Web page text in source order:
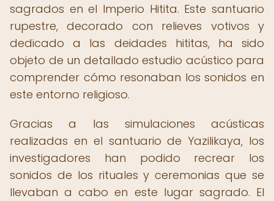
sagrados en el Imperio Hitita. Este santuario
rupestre, decorado con relieves votivos y
dedicado a las deidades hititas, ha sido
objeto de un detallado estudio acústico para
comprender cómo resonaban los sonidos en
este entorno religioso.
Gracias a las simulaciones acústicas
realizadas en el santuario de Yazilikaya, los
investigadores han podido recrear los
sonidos de los rituales y ceremonias que se
llevaban a cabo en este lugar sagrado. El